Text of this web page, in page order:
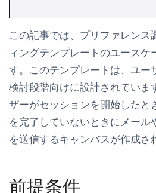
この記事では、 プリファレンス
ィングテンプレートのユースケ
す。このテンプレートは、ユー
検討段階向けに設計されていま
ザーがセッションを開始したと
を完了していないときにメール
を送信するキャンバスが作成さ
前提条件